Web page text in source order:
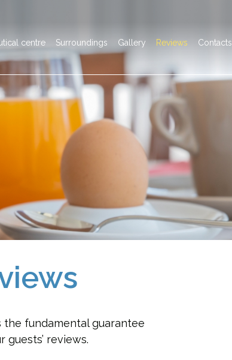
centre Surroundings Gallery Reviews Contacts
fundamental guarantee
reviews.